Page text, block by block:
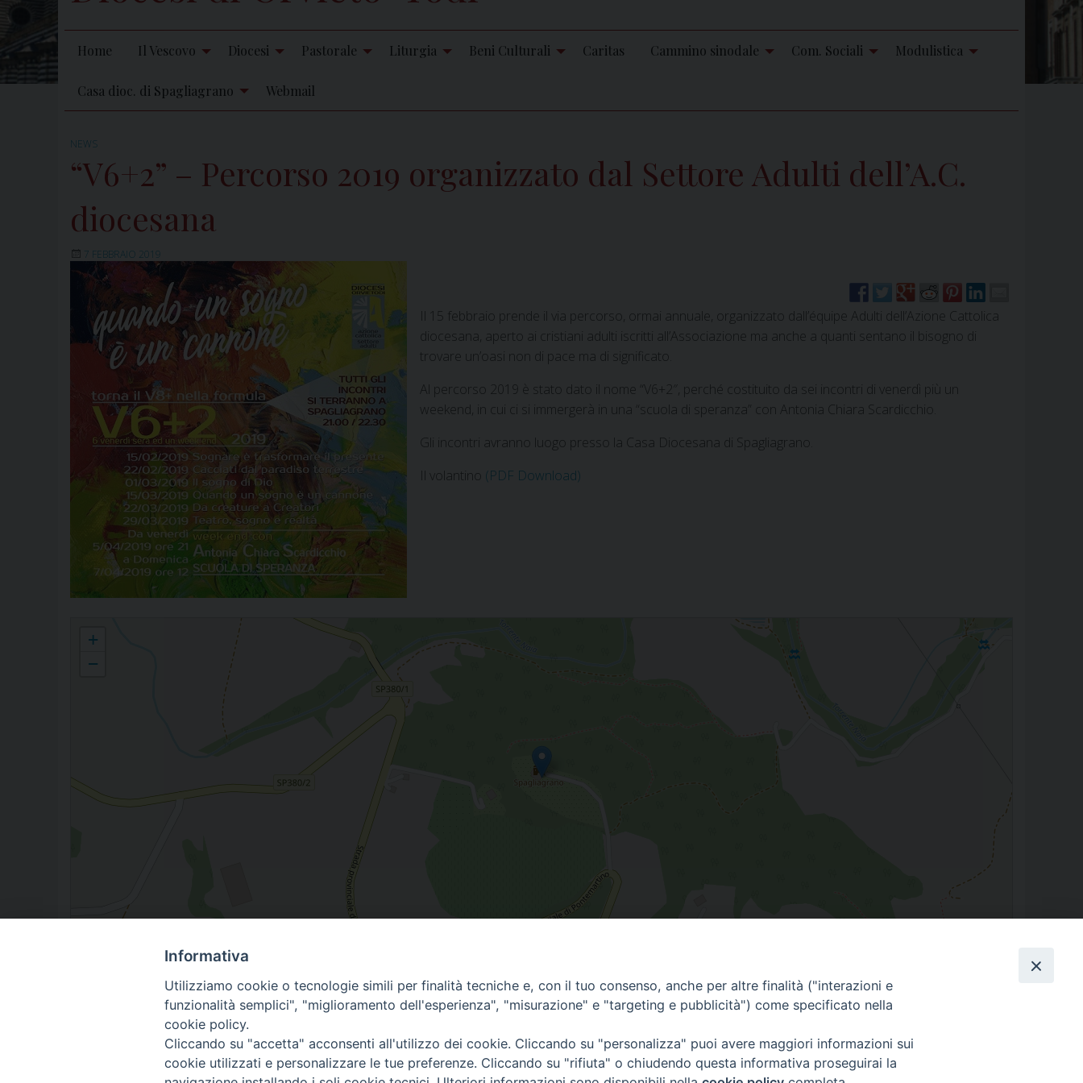
Home Il Vescovo Diocesi Pastorale Liturgia Beni Culturali Caritas Cammino sinodale Com. Sociali Modulistica
Casa dioc. di Spagliagrano Webmail
NEWS
“V6+2” – Percorso 2019 organizzato dal Settore Adulti dell’A.C.
diocesana
7 FEBBRAIO 2019
Il 15 febbraio prende il via percorso, ormai annuale, organizzato dall’équipe Adulti dell’Azione Cattolica
diocesana, aperto ai cristiani adulti iscritti all’Associazione ma anche a quanti sentano il bisogno di
trovare un’oasi non di pace ma di significato.
Al percorso 2019 è stato dato il nome “V6+2″, perché costituito da sei incontri di venerdì più un
weekend, in cui ci si immergerà in una “scuola di speranza” con Antonia Chiara Scardicchio.
Gli incontri avranno luogo presso la Casa Diocesana di Spagliagrano.
Il volantino (PDF Download)
"V6+2" - Percorso 2019 organizzato dal Settore Adulti dell'A.C. diocesana
+
−
Casa Diocesana Spagliagrano, Todi, PG, Italia
Informativa
Utilizziamo cookie o tecnologie simili per finalità tecniche e, con il tuo consenso, anche per altre finalità ("interazioni e
funzionalità semplici", "miglioramento dell'esperienza", "misurazione" e "targeting e pubblicità") come specificato nella
cookie policy.
Cliccando su "accetta" acconsenti all'utilizzo dei cookie. Cliccando su "personalizza" puoi avere maggiori informazioni sui
cookie utilizzati e personalizzare le tue preferenze. Cliccando su "rifiuta" o chiudendo questa informativa proseguirai la